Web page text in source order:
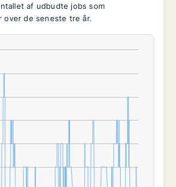
af udbudte jobs som
over de seneste tre år.